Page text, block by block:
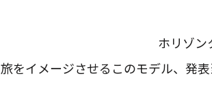
ホリゾン
旅をイメージさせるこのモデル、発